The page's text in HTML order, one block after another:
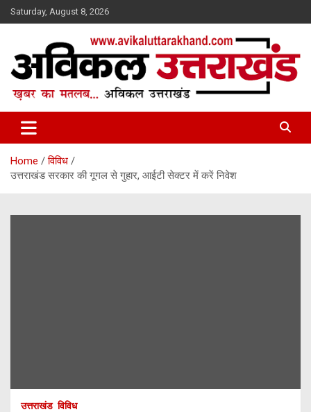
Skip
to
Saturday, August 8, 2026
Avikal Uttarakhand
Home
विविध
उत्तराखंड सरकार की गूगल से गुहार, आईटी सेक्टर में करें निवेश
उत्तराखंड विविध